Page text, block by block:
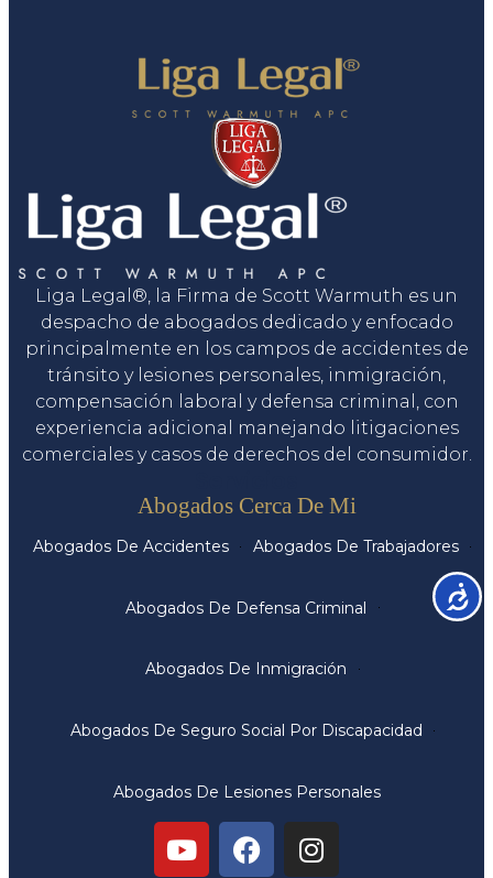
Liga Legal®, la Firma de Scott Warmuth es un
despacho de abogados dedicado y enfocado
principalmente en los campos de accidentes de
tránsito y lesiones personales, inmigración,
compensación laboral y defensa criminal, con
experiencia adicional manejando litigaciones
comerciales y casos de derechos del consumidor.
Abogados Cerca De Mi
Abogados De Accidentes Abogados De Trabajadores
Abogados De Defensa Criminal
Abogados De Inmigración
Abogados De Seguro Social Por Discapacidad
Abogados De Lesiones Personales